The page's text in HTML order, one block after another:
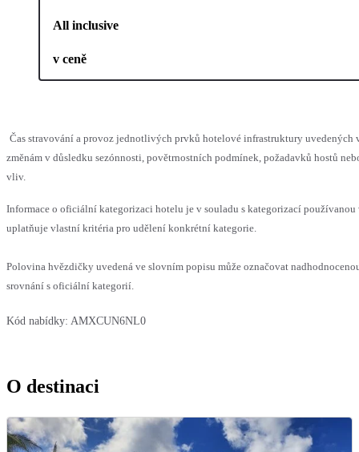
All inclusive
v ceně
Čas stravování a provoz jednotlivých prvků hotelové infrastruktury uvedených
změnám v důsledku sezónnosti, povětrnostních podmínek, požadavků hostů
vliv.
Informace o oficiální kategorizaci hotelu je v souladu s kategorizací používanou
uplatňuje vlastní kritéria pro udělení konkrétní kategorie.
Polovina hvězdičky uvedená ve slovním popisu může označovat
srovnání s oficiální kategorií.
Kód nabídky: AMXCUN6NL0
O destinaci